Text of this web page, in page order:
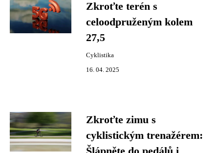
Zkroťte terén s
celoodpruženým kolem
27,5
Cyklistika
16. 04. 2025
Zkroťte zimu s
cyklistickým trenažérem: